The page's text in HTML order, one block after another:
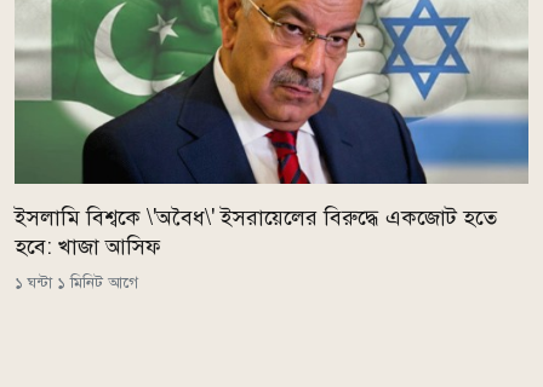
ইসলামি বিশ্বকে \'অবৈধ\' ইসরায়েলের বিরুদ্ধে একজোট হতে
হবে: খাজা আসিফ
১ ঘন্টা ১ মিনিট আগে